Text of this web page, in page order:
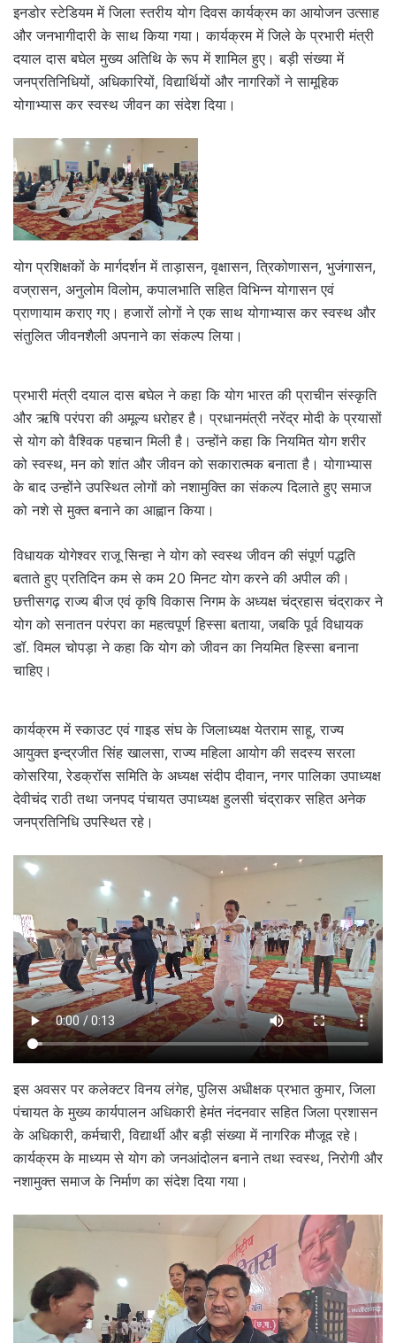
इनडोर स्टेडियम में जिला स्तरीय योग दिवस कार्यक्रम का आयोजन उत्साह
और जनभागीदारी के साथ किया गया। कार्यक्रम में जिले के प्रभारी मंत्री
दयाल दास बघेल मुख्य अतिथि के रूप में शामिल हुए। बड़ी संख्या में
जनप्रतिनिधियों, अधिकारियों, विद्यार्थियों और नागरिकों ने सामूहिक
योगाभ्यास कर स्वस्थ जीवन का संदेश दिया।
योग प्रशिक्षकों के मार्गदर्शन में ताड़ासन, वृक्षासन, त्रिकोणासन, भुजंगासन,
वज्रासन, अनुलोम विलोम, कपालभाति सहित विभिन्न योगासन एवं
प्राणायाम कराए गए। हजारों लोगों ने एक साथ योगाभ्यास कर स्वस्थ और
संतुलित जीवनशैली अपनाने का संकल्प लिया।
प्रभारी मंत्री दयाल दास बघेल ने कहा कि योग भारत की प्राचीन संस्कृति
और ऋषि परंपरा की अमूल्य धरोहर है। प्रधानमंत्री नरेंद्र मोदी के प्रयासों
से योग को वैश्विक पहचान मिली है। उन्होंने कहा कि नियमित योग शरीर
को स्वस्थ, मन को शांत और जीवन को सकारात्मक बनाता है। योगाभ्यास
के बाद उन्होंने उपस्थित लोगों को नशामुक्ति का संकल्प दिलाते हुए समाज
को नशे से मुक्त बनाने का आह्वान किया।
विधायक योगेश्वर राजू सिन्हा ने योग को स्वस्थ जीवन की संपूर्ण पद्धति
बताते हुए प्रतिदिन कम से कम 20 मिनट योग करने की अपील की।
छत्तीसगढ़ राज्य बीज एवं कृषि विकास निगम के अध्यक्ष चंद्रहास चंद्राकर ने
योग को सनातन परंपरा का महत्वपूर्ण हिस्सा बताया, जबकि पूर्व विधायक
डॉ. विमल चोपड़ा ने कहा कि योग को जीवन का नियमित हिस्सा बनाना
चाहिए।
कार्यक्रम में स्काउट एवं गाइड संघ के जिलाध्यक्ष येतराम साहू, राज्य
आयुक्त इन्द्रजीत सिंह खालसा, राज्य महिला आयोग की सदस्य सरला
कोसरिया, रेडक्रॉस समिति के अध्यक्ष संदीप दीवान, नगर पालिका उपाध्यक्ष
देवीचंद राठी तथा जनपद पंचायत उपाध्यक्ष हुलसी चंद्राकर सहित अनेक
जनप्रतिनिधि उपस्थित रहे।
इस अवसर पर कलेक्टर विनय लंगेह, पुलिस अधीक्षक प्रभात कुमार, जिला
पंचायत के मुख्य कार्यपालन अधिकारी हेमंत नंदनवार सहित जिला प्रशासन
के अधिकारी, कर्मचारी, विद्यार्थी और बड़ी संख्या में नागरिक मौजूद रहे।
कार्यक्रम के माध्यम से योग को जनआंदोलन बनाने तथा स्वस्थ, निरोगी और
नशामुक्त समाज के निर्माण का संदेश दिया गया।